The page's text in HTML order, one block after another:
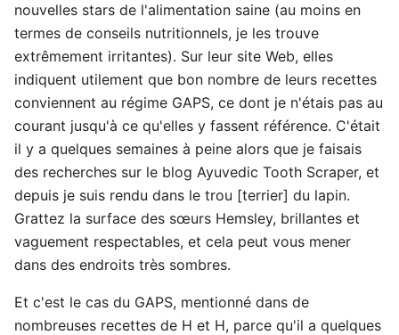
nouvelles stars de l'alimentation saine (au moins en
termes de conseils nutritionnels, je les trouve
extrêmement irritantes). Sur leur site Web, elles
indiquent utilement que bon nombre de leurs recettes
conviennent au régime GAPS, ce dont je n'étais pas au
courant jusqu'à ce qu'elles y fassent référence. C'était
il y a quelques semaines à peine alors que je faisais
des recherches sur le blog Ayuvedic Tooth Scraper, et
depuis je suis rendu dans le trou [terrier] du lapin.
Grattez la surface des sœurs Hemsley, brillantes et
vaguement respectables, et cela peut vous mener
dans des endroits très sombres.
Et c'est le cas du GAPS, mentionné dans de
nombreuses recettes de H et H, parce qu'il a quelques